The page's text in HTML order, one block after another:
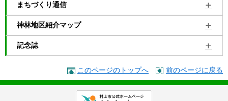
まちづくり通信
神林地区紹介マップ
記念誌
このページのトップへ 前のページに戻る